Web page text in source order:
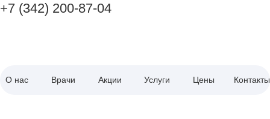
+7 (342) 200-87-04
О нас Врачи Акции Услуги Цены Контакты